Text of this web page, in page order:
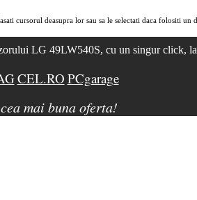
cursorul deasupra lor sau sa le selectati daca folositi un
LG 49LW540S, cu un singur click, la
CEL.RO PCgarage
mai buna oferta!